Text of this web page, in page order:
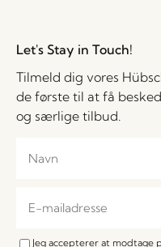
Let's Stay in Touch!
Tilmeld dig vores
de første til at få
og særlige tilbud.
Jeg accepterer at modtage